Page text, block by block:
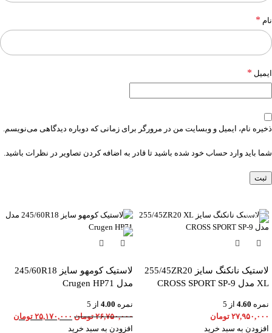
نام *
ایمیل *
ذخیره نام، ایمیل و وبسایت من در مرورگر برای زمانی که دوباره دیدگاهی می‌نویسم.
شما باید وارد حساب خود شده باشید تا قادر به اضافه کردن تصاویر در نظرات باشید.
لاستیک نانکنگ سایز 255/45ZR20
XL مدل CROSS SPORT SP-9
نمره 4.60 از 5
۲۷,۹۵۰,۰۰۰ تومان
افزودن به سبد خرید
-6%
لاستیک کومهو سایز 245/60R18
مدل Crugen HP71
نمره 4.00 از 5
۲۶,۷۵۰,۰۰۰ تومان ۲۵,۱۷۰,۰۰۰ تومان
افزودن به سبد خرید